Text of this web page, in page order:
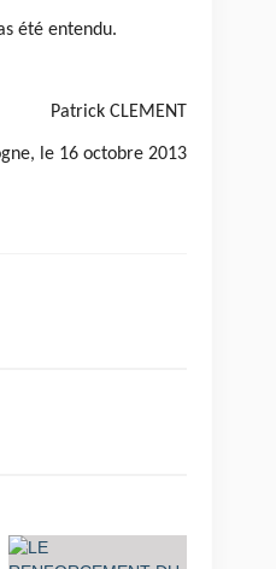
été entendu.
Patrick CLEMENT
le 16 octobre 2013